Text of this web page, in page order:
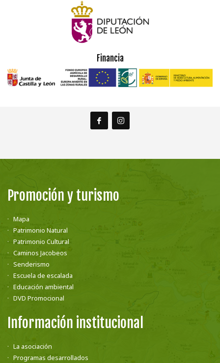
Financia
Promoción y turismo
Mapa
Patrimonio Natural
Patrimonio Cultural
Caminos Jacobeos
Senderismo
Escuela de escalada
Educación ambiental
DVD Promocional
Información institucional
La asociación
Programas desarrollados